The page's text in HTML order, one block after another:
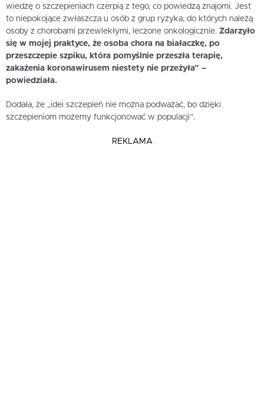
wiedzę o szczepieniach czerpią z tego, co powiedzą znajomi. Jest
to niepokojące zwłaszcza u osób z grup ryzyka, do których należą
osoby z chorobami przewlekłymi, leczone onkologicznie. Zdarzyło
się w mojej praktyce, że osoba chora na białaczkę, po
przeszczepie szpiku, która pomyślnie przeszła terapię,
zakażenia koronawirusem niestety nie przeżyła” –
powiedziała.
Dodała, że „idei szczepień nie można podważać, bo dzięki
szczepieniom możemy funkcjonować w populacji”.
REKLAMA